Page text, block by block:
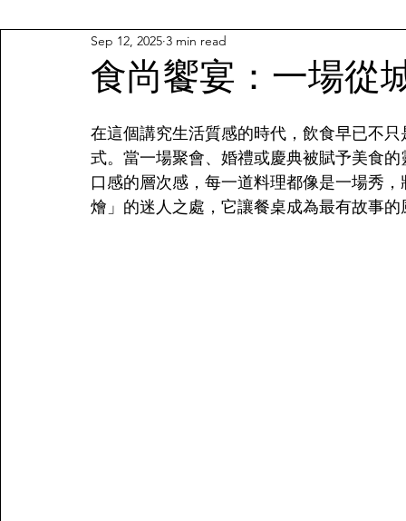
食尚饗宴：一場從
Sep 12, 2025 3 min read
在這個講究生活質感的時代，飲食早已不
式。當一場聚會、婚禮或慶典被賦予美食
口感的層次感，每一道料理都像是一場秀
燴」的迷人之處，它讓餐桌成為最有故事的